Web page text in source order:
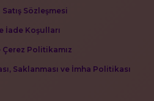
Sözleşmesi
İade Koşulları
Politikamız
Saklanması ve İmha Politikası